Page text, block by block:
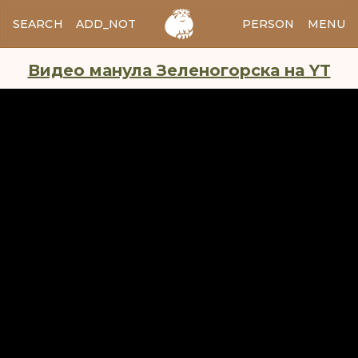
SEARCH ADD_NOTES ADD_IMAGE PERSON MENU
Видео манула Зеленогорска на YT